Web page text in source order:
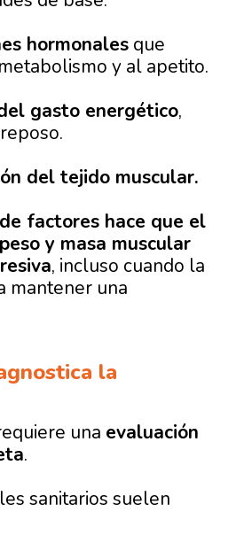
hormonales que
y al apetito.
gasto energético,
del tejido muscular.
factores hace que el
y masa muscular
, incluso cuando la
mantener una
la
una evaluación
.
sanitarios suelen